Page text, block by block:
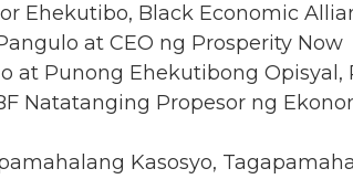
Ehekutibo, Black Economic
at CEO ng Prosperity Now
at Punong Ehekutibong
Natatanging Propesor ng
Kasosyo,